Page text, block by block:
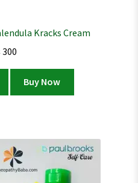
Kracks Cream
300
Buy Now